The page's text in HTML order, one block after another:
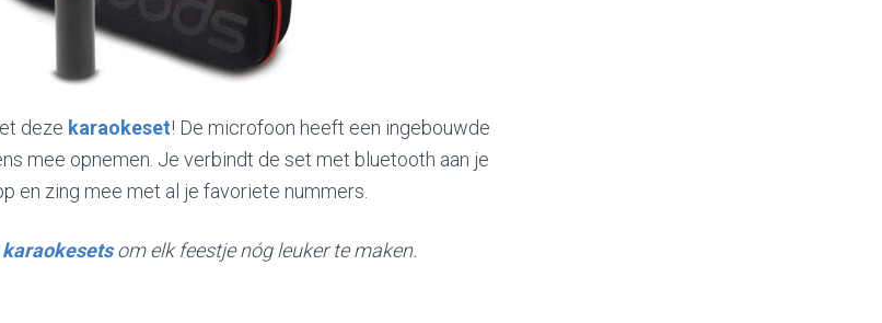
deze karaokeset! De microfoon heeft een ingebouwde
mee opnemen. Je verbindt de set met bluetooth aan je
en zing mee met al je favoriete nummers.
karaokesetsom elk feestje nóg leuker te maken.